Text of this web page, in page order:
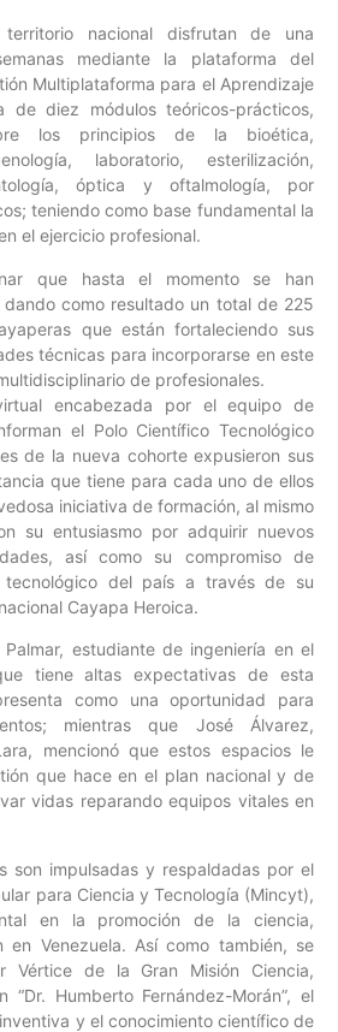
nacional disfrutan de una
mediante la plataforma del
Multiplataforma para el Aprendizaje
de diez módulos teóricos-prácticos,
los principios de la bioética,
laboratorio, esterilización,
óptica y oftalmología, por
teniendo como base fundamental la
el ejercicio profesional.
que hasta el momento se han
como resultado un total de 225
que están fortaleciendo sus
técnicas para incorporarse en este
de profesionales.
encabezada por el equipo de
el Polo Científico Tecnológico
de la nueva cohorte expusieron sus
que tiene para cada uno de ellos
iniciativa de formación, al mismo
su entusiasmo por adquirir nuevos
así como su compromiso de
tecnológico del país a través de su
Cayapa Heroica.
estudiante de ingeniería en el
tiene altas expectativas de esta
como una oportunidad para
mientras que José Álvarez,
mencionó que estos espacios le
que hace en el plan nacional y de
vidas reparando equipos vitales en
son impulsadas y respaldadas por el
para Ciencia y Tecnología (Mincyt),
en la promoción de la ciencia,
en Venezuela. Así como también, se
Vértice de la Gran Misión Ciencia,
“Dr. Humberto Fernández-Morán”, el
y el conocimiento científico de